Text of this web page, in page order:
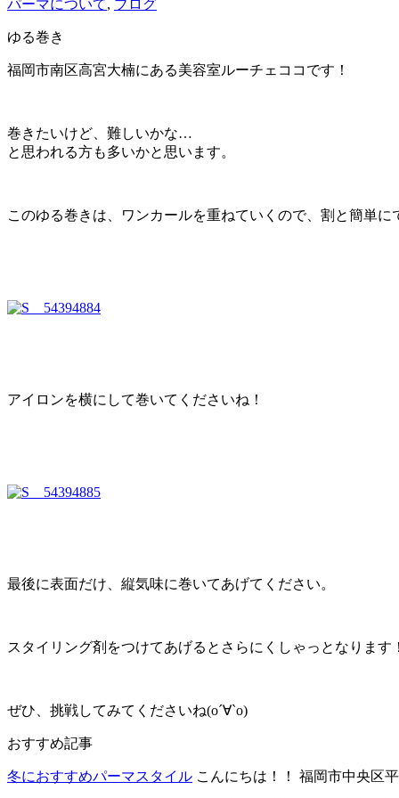
パーマについて, ブログ
ゆる巻き
福岡市南区高宮大楠にある美容室ルーチェココです！
巻きたいけど、難しいかな…
と思われる方も多いかと思います。
このゆる巻きは、ワンカールを重ねていくので、割と簡単に
アイロンを横にして巻いてくださいね！
最後に表面だけ、縦気味に巻いてあげてください。
スタイリング剤をつけてあげるとさらにくしゃっとなります！
ぜひ、挑戦してみてくださいね(о´∀`о)
おすすめ記事
冬におすすめパーマスタイル こんにちは！！ 福岡市中央区